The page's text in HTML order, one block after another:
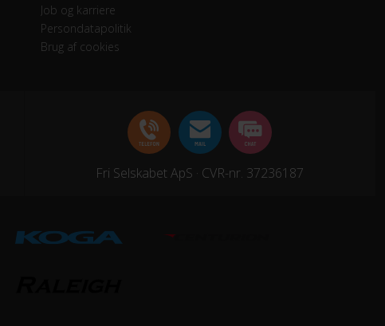
Job og karriere
Persondatapolitik
Brug af cookies
Fri Selskabet ApS · CVR-nr. 37236187